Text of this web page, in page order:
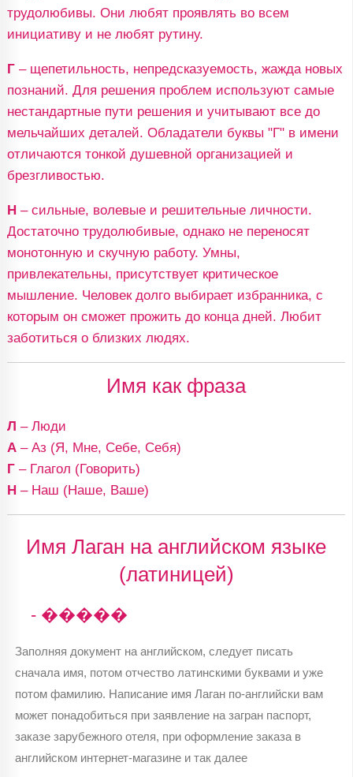
трудолюбивы. Они любят проявлять во всем
инициативу и не любят рутину.
Г– щепетильность, непредсказуемость, жажда новых
познаний. Для решения проблем используют самые
нестандартные пути решения и учитывают все до
мельчайших деталей. Обладатели буквы "Г" в имени
отличаются тонкой душевной организацией и
брезгливостью.
Н– сильные, волевые и решительные личности.
Достаточно трудолюбивые, однако не переносят
монотонную и скучную работу. Умны,
привлекательны, присутствует критическое
мышление. Человек долго выбирает избранника, с
которым он сможет прожить до конца дней. Любит
заботиться о близких людях.
Имя как фраза
Л – Люди
А– Аз (Я, Мне, Себе, Себя)
Г– Глагол (Говорить)
Н– Наш (Наше, Ваше)
Имя Лаган на английском языке
(латиницей)
- �����
Заполняя документ на английском, следует писать
сначала имя, потом отчество латинскими буквами и уже
потом фамилию. Написание имя Лаган по-английски вам
может понадобиться при заявление на загран паспорт,
заказе зарубежного отеля, при оформление заказа в
английском интернет-магазине и так далее